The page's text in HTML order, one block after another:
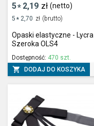
5* 2,19 zł (netto)
5 * 2,70 zł (brutto)
Opaski elastyczne - Lycra
Szeroka OLS4
Dostępność: 470 szt.
 DODAJ DO KOSZYKA